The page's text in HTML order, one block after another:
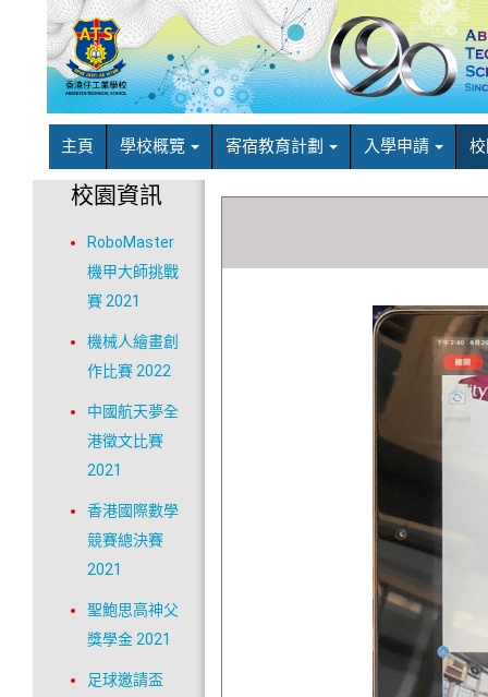
主頁 學校概覽 寄宿教育計劃 入學申請
校園資訊
RoboMaster
機甲大師挑戰
賽 2021
機械人繪畫創
作比賽 2022
中國航天夢全
港徵文比賽
2021
香港國際數學
競賽總決賽
2021
聖鮑思高神父
獎學金 2021
足球邀請盃